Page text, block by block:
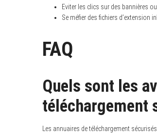
Eviter les clics sur des bannières
Se méfier des fichiers d’extension
FAQ
Quels sont les
téléchargement
Les annuaires de téléchargement